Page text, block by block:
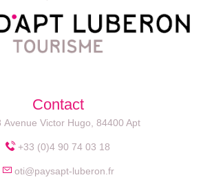
Contact
Avenue Victor Hugo, 84400 Apt
+33 (0)4 90 74 03 18
oti@paysapt-luberon.fr